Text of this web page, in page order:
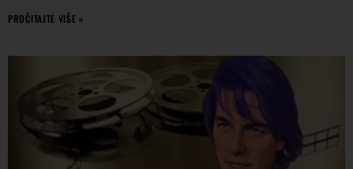
PROČITAJTE VIŠE »